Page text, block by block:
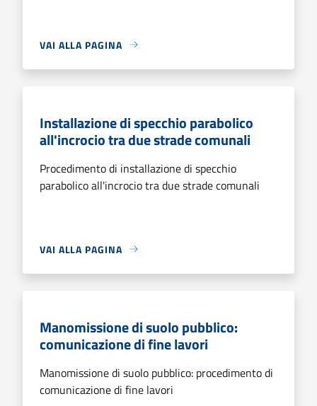
VAI ALLA PAGINA
Installazione di specchio parabolico
all'incrocio tra due strade comunali
Procedimento di installazione di specchio
parabolico all'incrocio tra due strade comunali
VAI ALLA PAGINA
Manomissione di suolo pubblico:
comunicazione di fine lavori
Manomissione di suolo pubblico: procedimento di
comunicazione di fine lavori